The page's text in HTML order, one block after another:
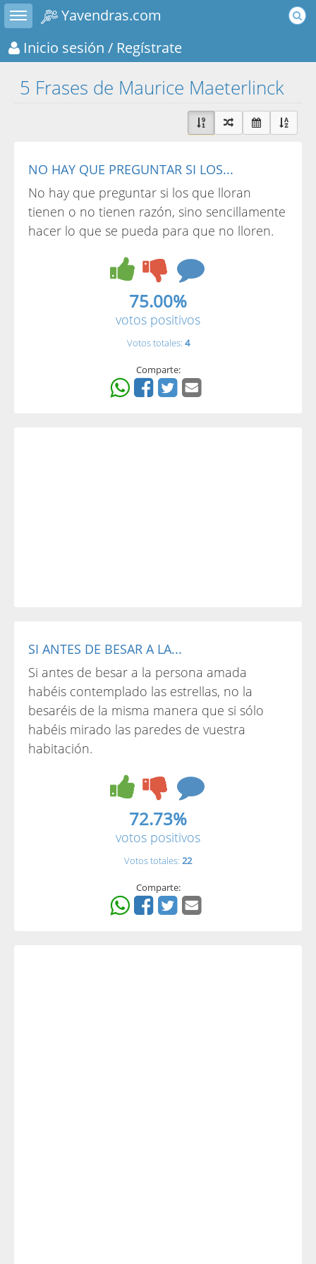
Toggle sidebar
Yavendras.com
Inicio sesión / Regístrate
5 Frases de Maurice Maeterlinck
NO HAY QUE PREGUNTAR SI LOS...
No hay que preguntar si los que lloran
tienen o no tienen razón, sino sencillamente
hacer lo que se pueda para que no lloren.
75.00%
votos positivos
Votos totales: 4
Comparte:
SI ANTES DE BESAR A LA...
Si antes de besar a la persona amada
habéis contemplado las estrellas, no la
besaréis de la misma manera que si sólo
habéis mirado las paredes de vuestra
habitación.
72.73%
votos positivos
Votos totales: 22
Comparte: